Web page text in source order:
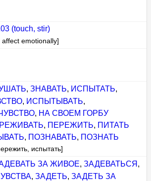
(touch, stir)
emotionally]
, ЗНАВАТЬ, ИСПЫТАТЬ,
, ИСПЫТЫВАТЬ,
, НА СВОЕМ ГОРБУ
, ПЕРЕЖИТЬ, ПИТАТЬ
, ПОЗНАВАТЬ, ПОЗНАТЬ
испытать]
ЗА ЖИВОЕ, ЗАДЕВАТЬСЯ ,
,ЗАДЕТЬ,ЗАДЕТЬ ЗА